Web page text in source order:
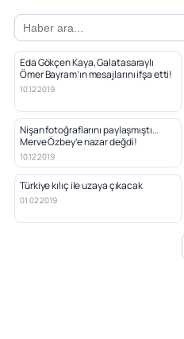
Eda Gökçen Kaya, Galatasaraylı
Ömer Bayram’ın mesajlarını ifşa etti!
10.12.2019
Nişan fotoğraflarını paylaşmıştı…
Merve Özbey’e nazar değdi!
10.12.2019
Türkiye kılıç ile uzaya çıkacak
01.02.2019